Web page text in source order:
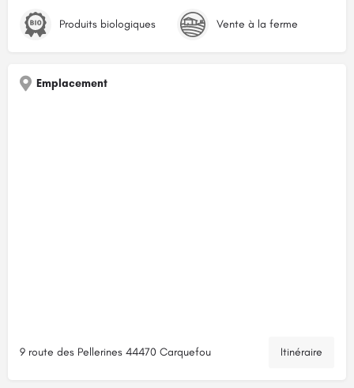
Produits biologiques Vente à la ferme
Emplacement
9 route des Pellerines 44470 Carquefou Itinéraire